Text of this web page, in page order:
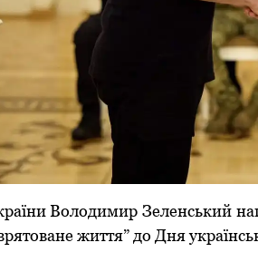
Вoлoдимир Зеленський
життя” дo Дня